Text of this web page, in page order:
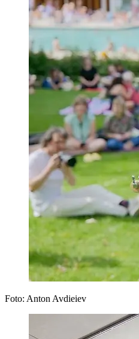
Foto: Anton Avdieiev